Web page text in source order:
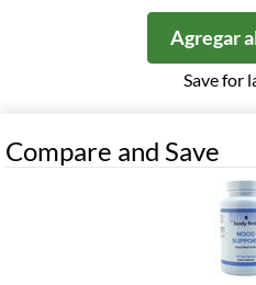
Agregar
Save for
Compare and Save